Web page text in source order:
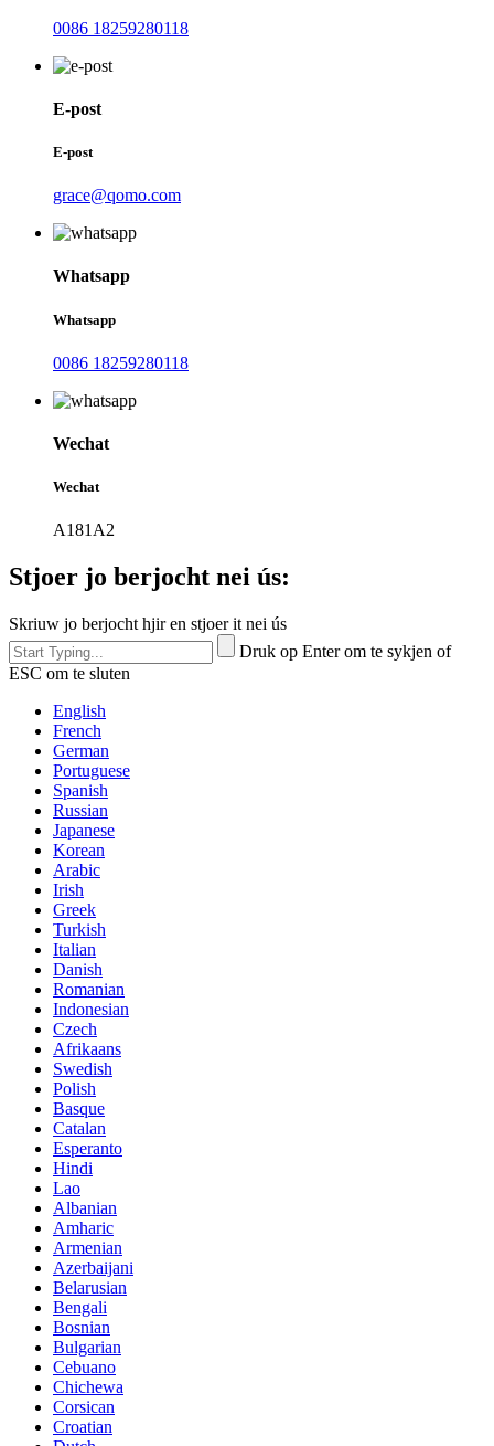
0086 18259280118
E-post
E-post
grace@qomo.com
Whatsapp
Whatsapp
0086 18259280118
Wechat
Wechat
A181A2
Stjoer jo berjocht nei ús:
Skriuw jo berjocht hjir en stjoer it nei ús
Druk op Enter om te sykjen of
ESC om te sluten
English
French
German
Portuguese
Spanish
Russian
Japanese
Korean
Arabic
Irish
Greek
Turkish
Italian
Danish
Romanian
Indonesian
Czech
Afrikaans
Swedish
Polish
Basque
Catalan
Esperanto
Hindi
Lao
Albanian
Amharic
Armenian
Azerbaijani
Belarusian
Bengali
Bosnian
Bulgarian
Cebuano
Chichewa
Corsican
Croatian